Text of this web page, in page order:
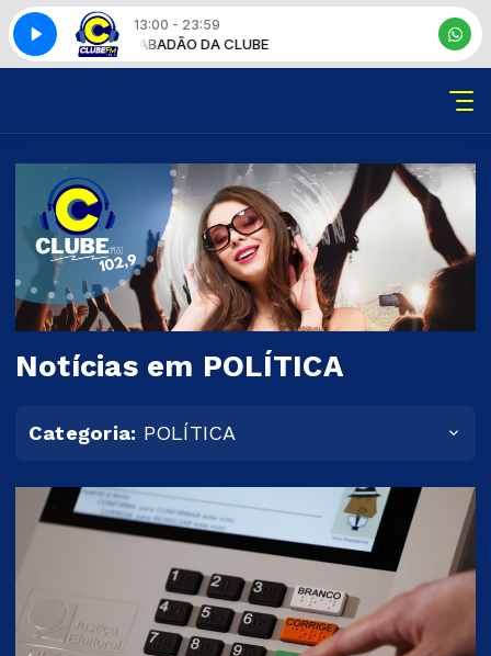
13:00 - 23:59
SABADÃO DA CLUBE
Notícias em POLÍTICA
Categoria: POLÍTICA